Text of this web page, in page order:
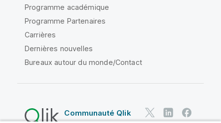
Programme académique
Programme Partenaires
Carrières
Dernières nouvelles
Bureaux autour du monde/Contact
Communauté Qlik